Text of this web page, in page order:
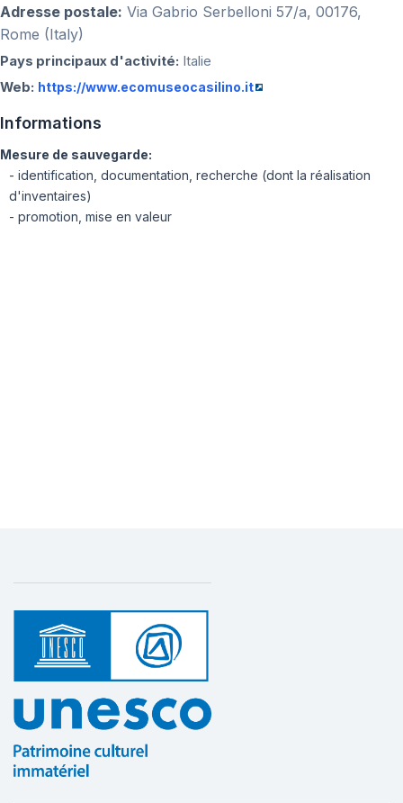
Adresse postale: Via Gabrio Serbelloni 57/a, 00176,
Rome (Italy)
Pays principaux d'activité: Italie
Web: https://www.ecomuseocasilino.it
Informations
Mesure de sauvegarde:
- identification, documentation, recherche (dont la réalisation
d'inventaires)
- promotion, mise en valeur